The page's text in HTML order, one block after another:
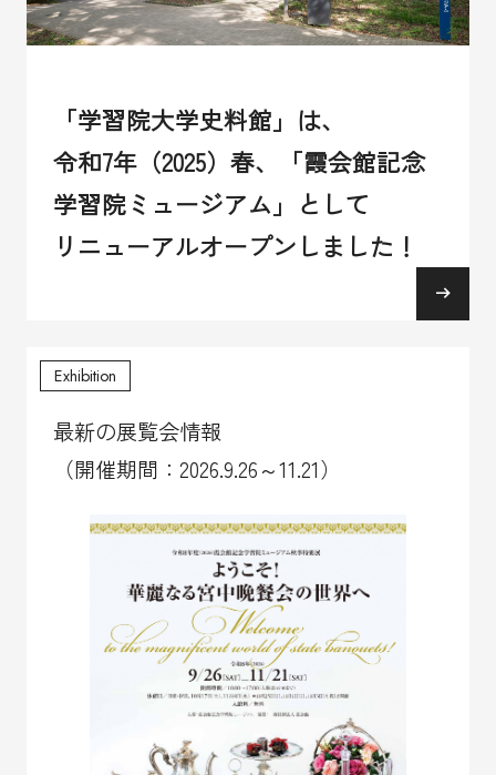
「学習院大学史料館」は、
令和7年（2025）春、「霞会館記念
学習院ミュージアム」として
リニューアルオープンしました！
Exhibition
最新の展覧会情報
（開催期間：2026.9.26～11.21）